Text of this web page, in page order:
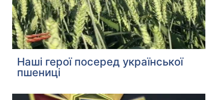
Наші герої посеред української
пшениці